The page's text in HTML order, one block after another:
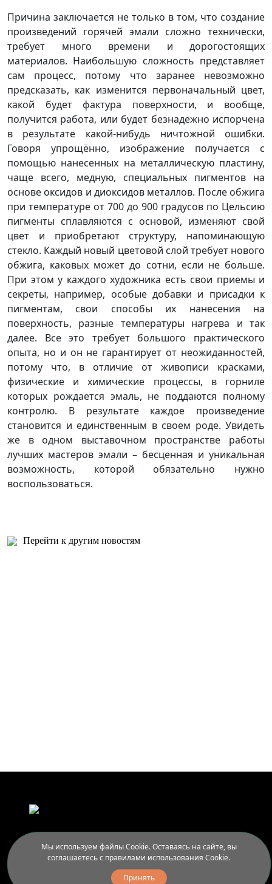
Причина заключается не только в том, что создание
произведений горячей эмали сложно технически,
требует много времени и дорогостоящих
материалов. Наибольшую сложность представляет
сам процесс, потому что заранее невозможно
предсказать, как изменится первоначальный цвет,
какой будет фактура поверхности, и вообще,
получится работа, или будет безнадежно испорчена
в результате какой-нибудь ничтожной ошибки.
Говоря упрощённо, изображение получается с
помощью нанесенных на металлическую пластину,
чаще всего, медную, специальных пигментов на
основе оксидов и диоксидов металлов. После обжига
при температуре от 700 до 900 градусов по Цельсию
пигменты сплавляются с основой, изменяют свой
цвет и приобретают структуру, напоминающую
стекло. Каждый новый цветовой слой требует нового
обжига, каковых может до сотни, если не больше.
При этом у каждого художника есть свои приемы и
секреты, например, особые добавки и присадки к
пигментам, свои способы их нанесения на
поверхность, разные температуры нагрева и так
далее. Все это требует большого практического
опыта, но и он не гарантирует от неожиданностей,
потому что, в отличие от живописи красками,
физические и химические процессы, в горниле
которых рождается эмаль, не поддаются полному
контролю. В результате каждое произведение
становится и единственным в своем роде. Увидеть
же в одном выставочном пространстве работы
лучших мастеров эмали – бесценная и уникальная
возможность, которой обязательно нужно
воспользоваться.
Перейти к другим новостям
Каталог
Афиша
Мы используем файлы Cookie. Оставаясь на сайте, вы
соглашаетесь с правилами использования Cookie.
Принять